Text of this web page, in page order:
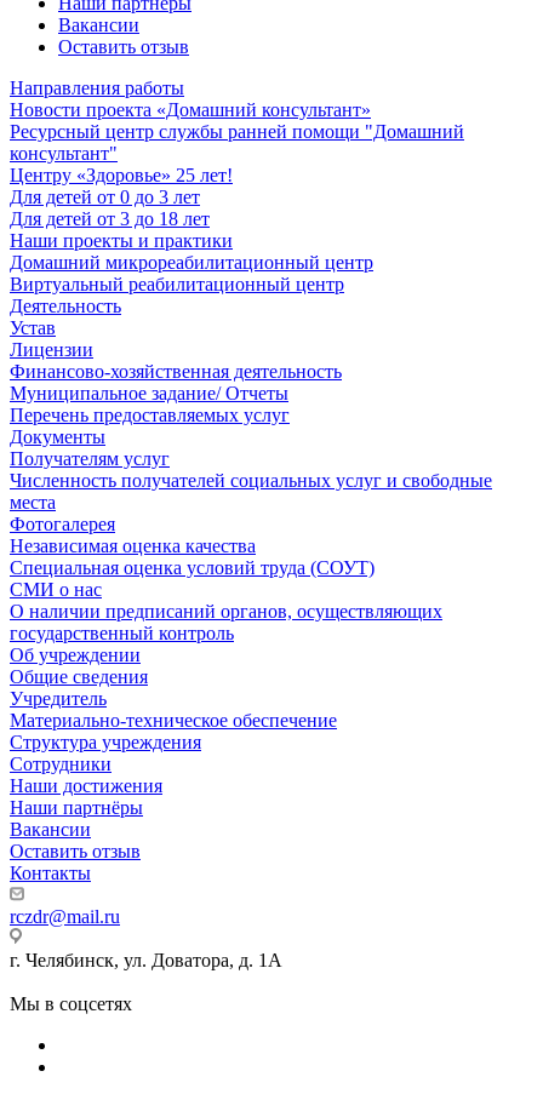
Вакансии
Оставить отзыв
Направления работы
Новости проекта «Домашний консультант»
Ресурсный центр службы ранней помощи "Домашний
консультант"
Центру «Здоровье» 25 лет!
Для детей от 0 до 3 лет
Для детей от 3 до 18 лет
Наши проекты и практики
Домашний микрореабилитационный центр
Виртуальный реабилитационный центр
Деятельность
Устав
Лицензии
Финансово-хозяйственная деятельность
Муниципальное задание/ Отчеты
Перечень предоставляемых услуг
Документы
Получателям услуг
Численность получателей социальных услуг и свободные
места
Фотогалерея
Независимая оценка качества
Специальная оценка условий труда (СОУТ)
СМИ о нас
О наличии предписаний органов, осуществляющих
государственный контроль
Об учреждении
Общие сведения
Учредитель
Материально-техническое обеспечение
Структура учреждения
Сотрудники
Наши достижения
Наши партнёры
Вакансии
Оставить отзыв
Контакты
rczdr@mail.ru
г. Челябинск, ул. Доватора, д. 1А
Мы в соцсетях